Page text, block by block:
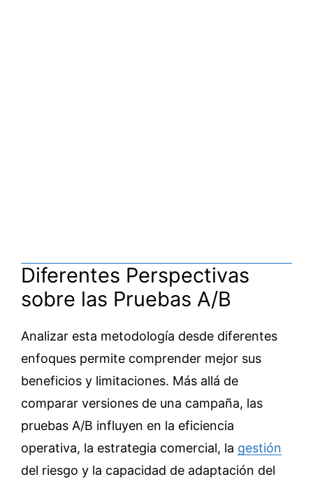
Diferentes Perspectivas
sobre las Pruebas A/B
Analizar esta metodología desde diferentes
enfoques permite comprender mejor sus
beneficios y limitaciones. Más allá de
comparar versiones de una campaña, las
pruebas A/B influyen en la eficiencia
operativa, la estrategia comercial, la gestión
del riesgo y la capacidad de adaptación del